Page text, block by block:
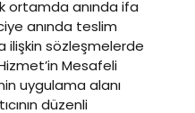
ortamda anında ifa
anında teslim
ilişkin sözleşmelerde
Mesafeli
uygulama alanı
düzenli